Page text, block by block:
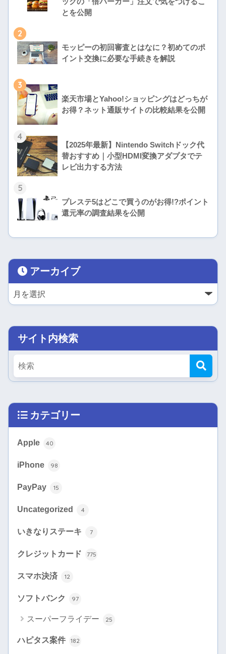
とを公開
2
モッピーの初回審査とはなに？初めてのポ
イント交換に必要な手続きを解説
3
楽天市場とYahoo!ショッピングはどっちが
お得？ネット通販サイトの比較結果を公開
4
【2025年最新】Nintendo Switchドック代
替おすすめ｜小型HDMI変換アダプタでテ
レビ出力する方法
5
プレステ5はどこで買うのがお得!?ポイント
還元率の調査結果を公開
アーカイブ
サイト内検索
カテゴリー
Apple 40
iPhone 98
PayPay 15
Uncategorized 4
いきなりステーキ 7
クレジットカード 775
スマホ決済 12
ソフトバンク 97
スーパーフライデー 25
ハピタス案件 182